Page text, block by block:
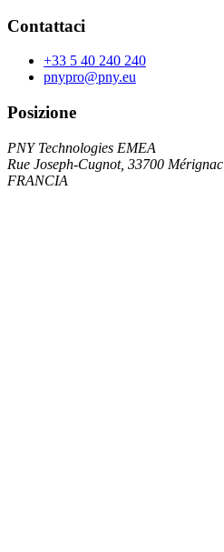
Contattaci
+33 5 40 240 240
pnypro@pny.eu
Posizione
PNY Technologies EMEA
Rue Joseph-Cugnot, 33700 Mérignac
FRANCIA